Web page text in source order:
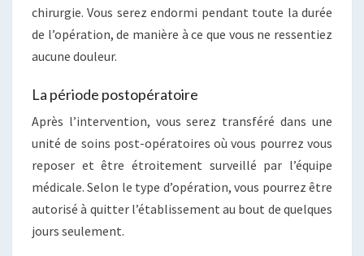
chirurgie. Vous serez endormi pendant toute la durée
de l’opération, de manière à ce que vous ne ressentiez
aucune douleur.
La période postopératoire
Après l’intervention, vous serez transféré dans une
unité de soins post-opératoires où vous pourrez vous
reposer et être étroitement surveillé par l’équipe
médicale. Selon le type d’opération, vous pourrez être
autorisé à quitter l’établissement au bout de quelques
jours seulement.